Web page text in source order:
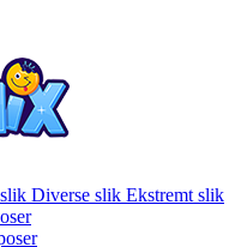
Diverse slik Ekstremt slik